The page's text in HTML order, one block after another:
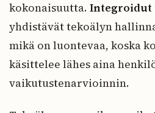
kokonaisuutta. Integroidut
yhdistävät tekoälyn
mikä on luontevaa, koska
käsittelee lähes aina
vaikutustenarvioinnin.